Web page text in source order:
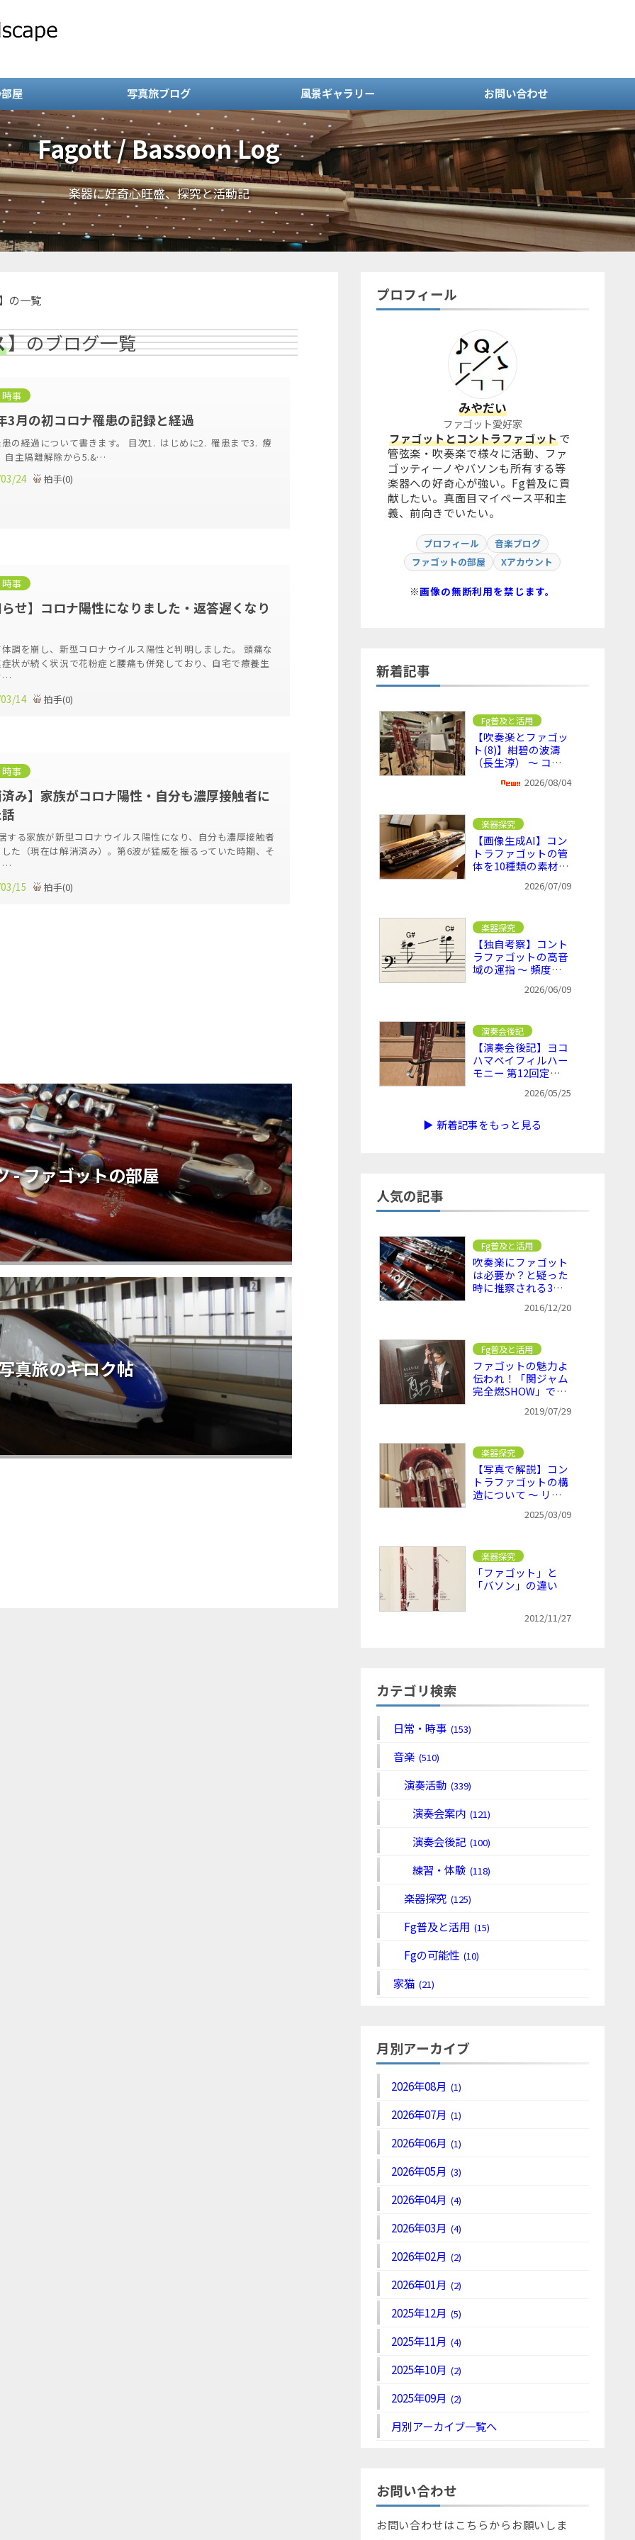
屋 写真旅ブログ 風景ギャラリー お問い合わせ
Fagott / Bassoon Log
楽器に好奇心旺盛、探究と活動記
の一覧
】のブログ一覧
事
3月の初コロナ罹患の記録と経過
の経過について書きます。 目次1. はじめに2. 罹患まで3. 療
自主隔離解除から5.&…
24 拍手(0)
事
せ】コロナ陽性になりました・返答遅くなり
調を崩し、新型コロナウイルス陽性と判明しました。 頭痛な
状が続く状況で花粉症と腰痛も併発しており、自宅で療養生
…
14 拍手(0)
事
み】家族がコロナ陽性・自分も濃厚接触者に
する家族が新型コロナウイルス陽性になり、自分も濃厚接触者
た（現在は解消済み）。第6波が猛威を振るっていた時期、そ
…
15 拍手(0)
- ファゴットの部屋
真旅のキロク帖
プロフィール
みやだい
ファゴット愛好家
ファゴットとコントラファゴットで
管弦楽・吹奏楽で様々に活動、ファ
ゴッティーノやバソンも所有する等
楽器への好奇心が強い。Fg普及に貢
献したい。真面目マイペース平和主
義、前向きでいたい。
プロフィール
音楽ブログ
ファゴットの部屋
Xアカウント
※画像の無断利用を禁じます。
新着記事
Fg普及と活用
【吹奏楽とファゴッ
ト(8)】紺碧の波濤
（長生淳） ～ コン
きる吹奏楽曲の1つ
2026/08/04
楽器探究
【画像生成AI】コン
トラファゴットの管
体を10種類の素材に
2026/07/09
楽器探究
【独自考察】コント
ラファゴットの高音
域の運指 ～ 頻度は
2026/06/09
演奏会後記
【演奏会後記】ヨコ
ハマベイフィルハー
モニー 第12回定期
る効果や意味を感じ
2026/05/25
▶ 新着記事をもっと見る
人気の記事
Fg普及と活用
吹奏楽にファゴット
は必要か？と疑った
時に推察される3つ
2016/12/20
Fg普及と活用
ファゴットの魅力よ
伝われ！「関ジャム
完全燃SHOW」でフ
2019/07/29
楽器探究
【写真で解説】コン
トラファゴットの構
造について ～ リー
2025/03/09
楽器探究
「ファゴット」と
「バソン」の違い
2012/11/27
カテゴリ検索
日常・時事 (153)
音楽 (510)
演奏活動 (339)
演奏会案内 (121)
演奏会後記 (100)
練習・体験 (118)
楽器探究 (125)
Fg普及と活用 (15)
Fgの可能性 (10)
家猫 (21)
月別アーカイブ
2026年08月 (1)
2026年07月 (1)
2026年06月 (1)
2026年05月 (3)
2026年04月 (4)
2026年03月 (4)
2026年02月 (2)
2026年01月 (2)
2025年12月 (5)
2025年11月 (4)
2025年10月 (2)
2025年09月 (2)
月別アーカイブ一覧へ
お問い合わせ
お問い合わせはこちらからお願いしま